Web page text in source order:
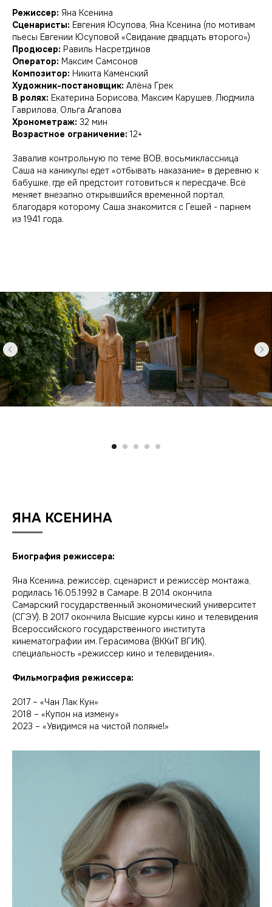
Режиссер: Яна Ксенина
Сценаристы: Евгения Юсупова, Яна Ксенина (по мотивам
пьесы Евгении Юсуповой «Свидание двадцать второго»)
Продюсер: Равиль Насретдинов
Оператор: Максим Самсонов
Композитор: Никита Каменский
Художник-постановщик: Алёна Грек
В ролях: Екатерина Борисова, Максим Карушев, Людмила
Гаврилова, Ольга Агапова
Хронометраж: 32 мин
Возрастное ограничение: 12+
Завалив контрольную по теме ВОВ, восьмиклассница
Саша на каникулы едет «отбывать наказание» в деревню к
бабушке, где ей предстоит готовиться к пересдаче. Всё
меняет внезапно открывшийся временной портал,
благодаря которому Саша знакомится с Гешей - парнем
из 1941 года.
ЯНА КСЕНИНА
Биография режиссера:
Яна Ксенина, режиссёр, сценарист и режиссёр монтажа,
родилась 16.05.1992 в Самаре. В 2014 окончила
Самарский государственный экономический университет
(СГЭУ). В 2017 окончила Высшие курсы кино и телевидения
Всероссийского государственного института
кинематографии им. Герасимова (ВККиТ ВГИК),
специальность «режиссер кино и телевидения».
Фильмография режиссера:
2017 – «Чан Лак Кун»
2018 – «Купон на измену»
2023 – «Увидимся на чистой поляне!»